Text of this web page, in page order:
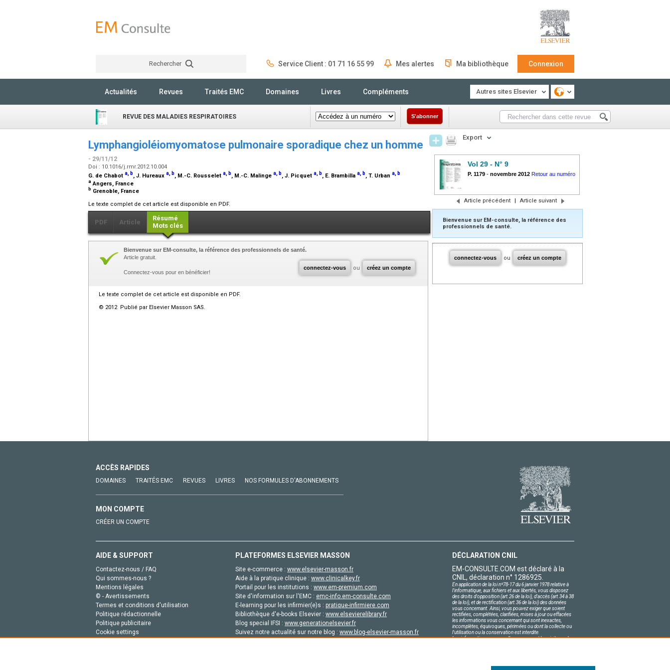
Rechercher Service Client : 01 71 16 55 99 Mes alertes Ma bibliothèque Connexion
Actualités Revues Traités EMC Domaines Livres Compléments Autres sites Elsevier
REVUE DES MALADIES RESPIRATOIRES S'abonner
Lymphangioléiomyomatose pulmonaire sporadique chez un homme
- 29/11/12
Doi : 10.1016/j.rmr.2012.10.004
G. de Chabot a b, J. Hureaux a b, M.-C. Rousselet a b, M.-C. Malinge a b, J. Picquet a b, E. Brambilla a b, T. Urban a b
a Angers, France
b Grenoble, France
Le texte complet de cet article est disponible en PDF.
PDF Article
Résumé
Mots clés
connectez-vous ou créez un compte
Bienvenue sur EM-consulte, la référence des professionnels de santé.
Article gratuit.
Connectez-vous pour en bénéficier!
Le texte complet de cet article est disponible en PDF.
© 2012 Publié par Elsevier Masson SAS.
Export
Vol 29 - N° 9
P. 1179 - novembre 2012 Retour au numéro
Article précédent | Article suivant
Bienvenue sur EM-consulte, la référence des
professionnels de santé.
connectez-vous ou créez un compte
ACCÈS RAPIDES
DOMAINES TRAITÉS EMC REVUES LIVRES NOS FORMULES D'ABONNEMENTS
MON COMPTE
CRÉER UN COMPTE
AIDE & SUPPORT
Contactez-nous / FAQ
Qui sommes-nous ?
Mentions légales
© - Avertissements
Termes et conditions d'utilisation
Politique rédactionnelle
Politique publicitaire
Cookie settings
PLATEFORMES ELSEVIER MASSON
Site e-commerce : www.elsevier-masson.fr
Aide à la pratique clinique : www.clinicalkey.fr
Portail pour les institutions : www.em-premium.com
Site d'information sur l'EMC : emc-info.em-consulte.com
E-learning pour les infirmier(e)s : pratique-infirmiere.com
Bibliothèque d'e-books Elsevier : www.elsevierelibrary.fr
Blog special IFSI : www.generationelsevier.fr
Suivez notre actualité sur notre blog : www.blog-elsevier-masson.fr
DÉCLARATION CNIL
EM-CONSULTE.COM est déclaré à la
CNIL, déclaration n° 1286925.
En application de la loi nº78-17 du 6 janvier 1978 relative à
l'informatique, aux fichiers et aux libertés, vous disposez
des droits d'opposition (art.26 de la loi), d'accès (art.34 à 38
de la loi), et de rectification (art.36 de la loi) des données
vous concernant. Ainsi, vous pouvez exiger que soient
rectifiées, complétées, clarifiées, mises à jour ou effacées
les informations vous concernant qui sont inexactes,
incomplètes, équivoques, périmées ou dont la collecte ou
l'utilisation ou la conservation est interdite.
Les informations personnelles concernant les visiteurs de